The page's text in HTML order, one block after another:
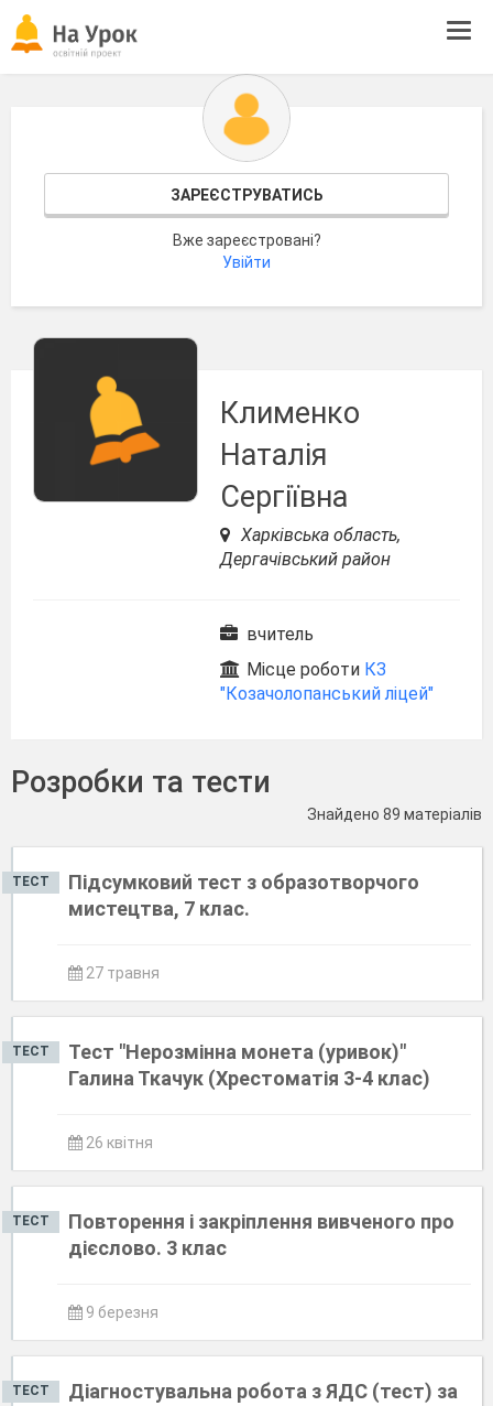
ЗАРЕЄСТРУВАТИСЬ
Вже зареєстровані?
Увійти
Клименко
Наталія
Сергіївна
Харківська область,
Дергачівський район
вчитель
Місце роботи КЗ
"Козачолопанський ліцей"
Розробки та тести
Знайдено 89 матеріалів
ТЕСТ
Підсумковий тест з образотворчого
мистецтва, 7 клас.
27 травня
ТЕСТ
Тест "Нерозмінна монета (уривок)"
Галина Ткачук (Хрестоматія 3-4 клас)
26 квітня
ТЕСТ
Повторення і закріплення вивченого про
дієслово. 3 клас
9 березня
ТЕСТ
Діагностувальна робота з ЯДС (тест) за